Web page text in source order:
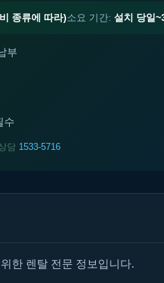
종류에 따라)소요 기간: 설치 당일
부
수
담 1533-5716
한 렌탈 전문 정보입니다.